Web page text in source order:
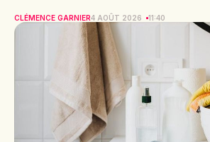
CLÉMENCE GARNIER4 AOÛT 2026 11:40